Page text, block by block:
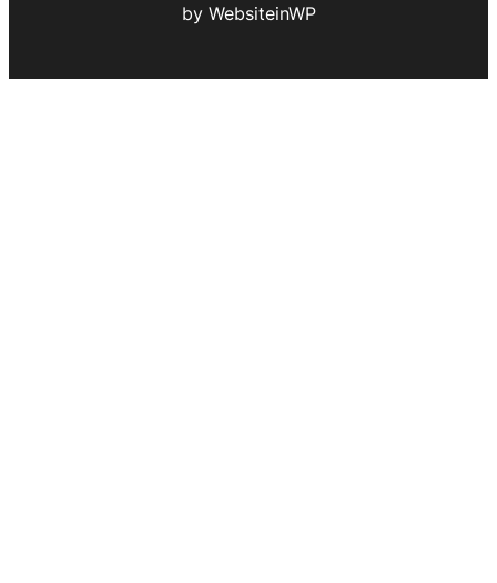
by WebsiteinWP